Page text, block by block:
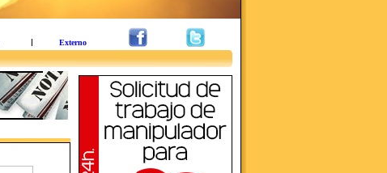
Externo